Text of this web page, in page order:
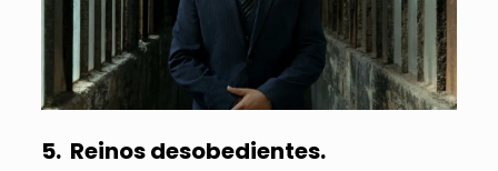
5. Reinos desobedientes.